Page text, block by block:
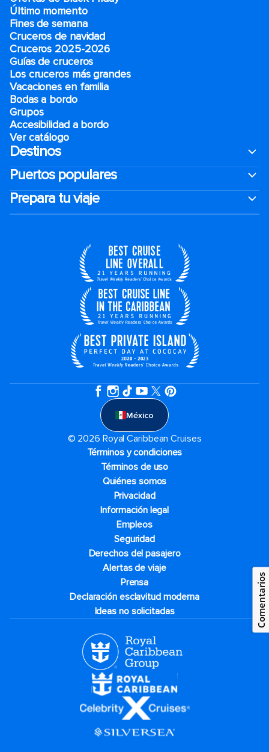
Último momento
Fines de semana
Cruceros de navidad
Cruceros 2025-2026
Guías de cruceros
Los cruceros más grandes
Vacaciones en familia
Bodas a bordo
Grupos
Accesibilidad a bordo
Ver catálogo
Destinos
Puertos populares
Prepara tu viaje
México
© 2026 Royal Caribbean Cruises
Términos y condiciones
Términos de uso
Quiénes somos
Privacidad
Información legal
Empleos
Seguridad
Derechos del pasajero
Alertas de viaje
Prensa
Declaración esclavitud moderna
Ideas no solicitadas
Comentarios